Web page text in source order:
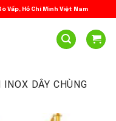
Vấp, Hồ Chí Minh Việt Nam
DÂY CHÙNG